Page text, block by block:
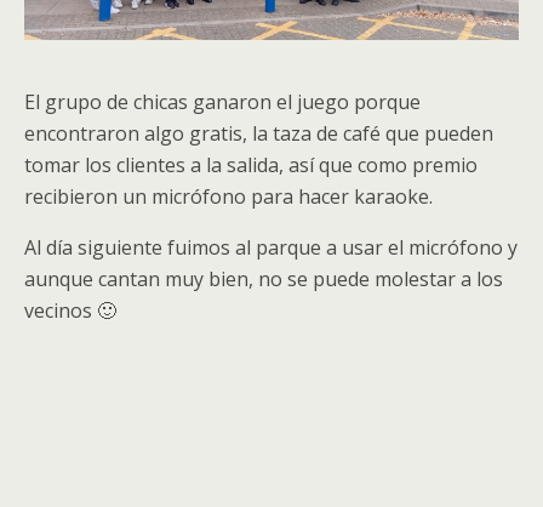
El grupo de chicas ganaron el juego porque
encontraron algo gratis, la taza de café que pueden
tomar los clientes a la salida, así que como premio
recibieron un micrófono para hacer karaoke.
Al día siguiente fuimos al parque a usar el micrófono y
aunque cantan muy bien, no se puede molestar a los
vecinos 🙂